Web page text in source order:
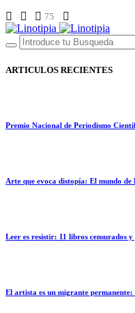
75
ARTICULOS RECIENTES
Premio Nacional de Periodismo
Arte que evoca distopía: El mundo de
Leer es resistir: 11 libros censurados
El artista es un migrante